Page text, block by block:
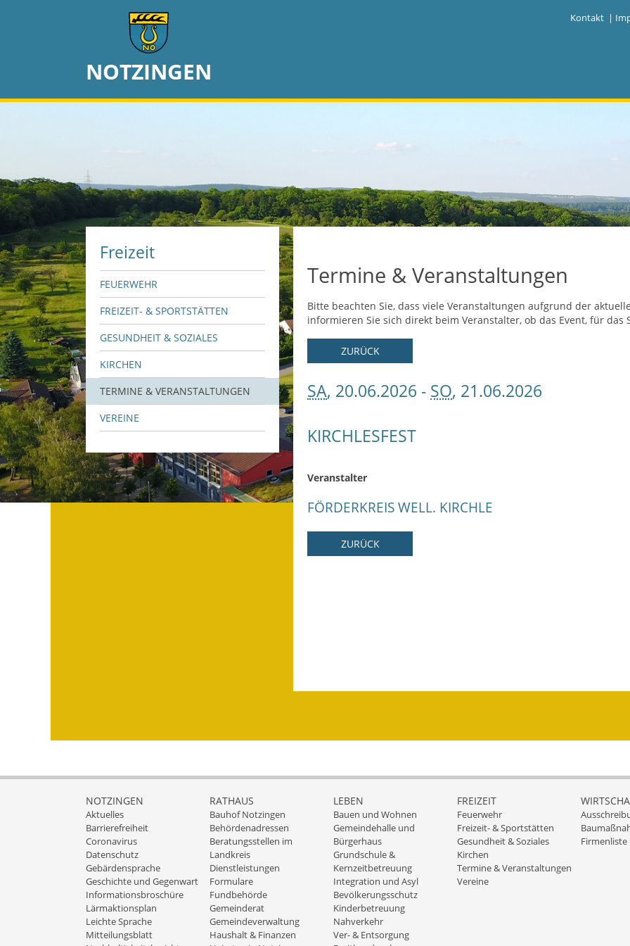
Kontakt |
NOTZINGEN
Freizeit
FEUERWEHR
FREIZEIT- & SPORTSTÄTTEN
GESUNDHEIT & SOZIALES
KIRCHEN
TERMINE & VERANSTALTUNGEN
VEREINE
Termine & Veranstaltungen
Bitte beachten Sie, dass viele Veranstaltungen aufgrund der
informieren Sie sich direkt beim Veranstalter, ob das Event, für
ZURÜCK
SA, 20.06.2026 - SO, 21.06.2026
KIRCHLESFEST
Veranstalter
FÖRDERKREIS WELL. KIRCHLE
ZURÜCK
NOTZINGEN
Aktuelles
Barrierefreiheit
Coronavirus
Datenschutz
Gebärdensprache
Geschichte und Gegenwart
Informationsbroschüre
Lärmaktionsplan
Leichte Sprache
Mitteilungsblatt
RATHAUS
Bauhof Notzingen
Behördenadressen
Beratungsstellen im
Landkreis
Dienstleistungen
Formulare
Fundbehörde
Gemeinderat
Gemeindeverwaltung
Haushalt & Finanzen
LEBEN
Bauen und Wohnen
Gemeindehalle und
Bürgerhaus
Grundschule &
Kernzeitbetreuung
Integration und Asyl
Bevölkerungsschutz
Kinderbetreuung
Nahverkehr
Ver- & Entsorgung
FREIZEIT
Feuerwehr
Freizeit- & Sportstätten
Gesundheit & Soziales
Kirchen
Termine & Veranstaltungen
Vereine
Firmenliste